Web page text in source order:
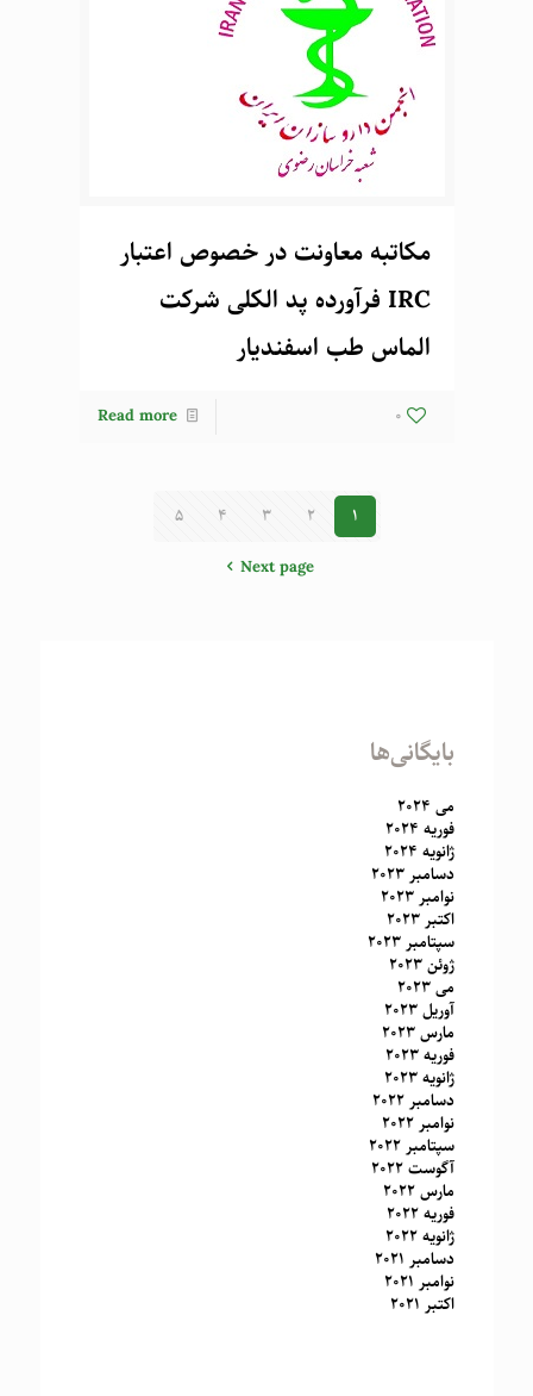
مکاتبه معاونت در خصوص اعتبار
IRC فرآورده پد الکلی شرکت
الماس طب اسفندیار
0
Read more
1
2
3
4
5
Next page
بایگانی‌ها
می 2024
فوریه 2024
ژانویه 2024
دسامبر 2023
نوامبر 2023
اکتبر 2023
سپتامبر 2023
ژوئن 2023
می 2023
آوریل 2023
مارس 2023
فوریه 2023
ژانویه 2023
دسامبر 2022
نوامبر 2022
سپتامبر 2022
آگوست 2022
مارس 2022
فوریه 2022
ژانویه 2022
دسامبر 2021
نوامبر 2021
اکتبر 2021